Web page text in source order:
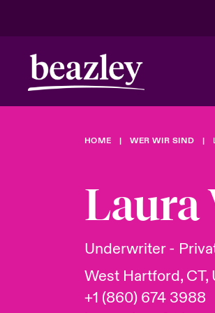
Wer wir sind
News & Events
Kundenportal
HOME WER WIR SIND
Laura
Underwriter -
West Hartford, CT,
+1 (860) 674 3988